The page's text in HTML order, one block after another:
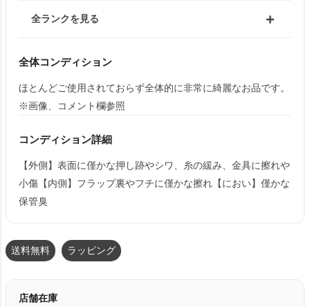
全ランクを見る
全体コンディション
ほとんどご使用されておらず全体的に非常に綺麗なお品です。
※画像、コメント欄参照
コンディション詳細
【外側】表面に僅かな押し跡やシワ、糸の緩み、金具に擦れや
小傷【内側】フラップ裏やフチに僅かな擦れ【におい】僅かな
保管臭
送料無料 ラッピング
店舗在庫